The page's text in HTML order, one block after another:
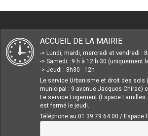
ACCUEIL DE LA MAIRIE
-> Lundi, mardi, mercredi et vendredi :
-> Samedi : 9 h à 12 h 30 (uniquement
-> Jeudi : 8h30 - 12h
Le service Urbanisme et droit des sols
municipal : 9 avenue Jacques Chirac)
Le service Logement (Espace Familles
est fermé le jeudi.
Téléphone au 01 39 79 64 00 / Espace